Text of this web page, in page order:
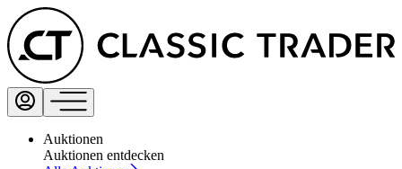
Auktionen
Auktionen entdecken